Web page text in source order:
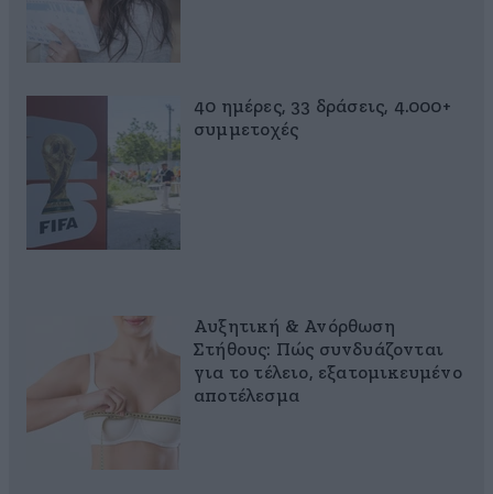
40 ημέρες, 33 δράσεις, 4.000+
συμμετοχές
Αυξητική & Ανόρθωση
Στήθους: Πώς συνδυάζονται
για το τέλειο, εξατομικευμένο
αποτέλεσμα